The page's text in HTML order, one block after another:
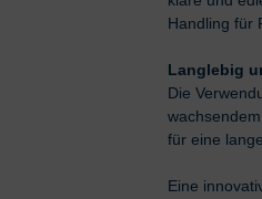
Handling für
Langlebig
Die
für eine
Eine